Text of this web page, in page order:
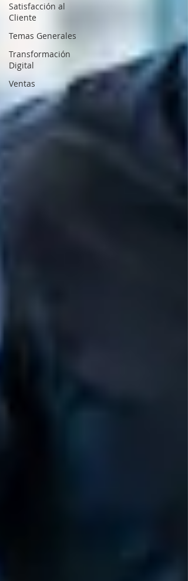
Satisfacción al
Cliente
Temas Generales
Transformación
Digital
Ventas